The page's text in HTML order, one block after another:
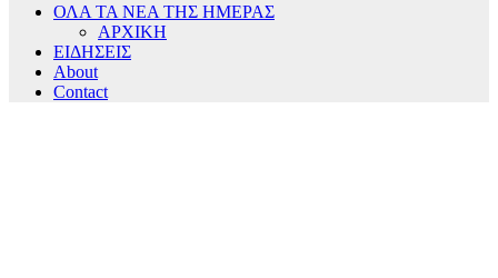
ΟΛΑ ΤΑ ΝΕΑ ΤΗΣ ΗΜΕΡΑΣ
ΑΡΧΙΚΗ
ΕΙΔΗΣΕΙΣ
About
Contact